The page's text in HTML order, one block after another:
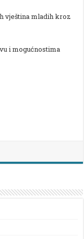
vještina mladih kroz
i mogućnostima